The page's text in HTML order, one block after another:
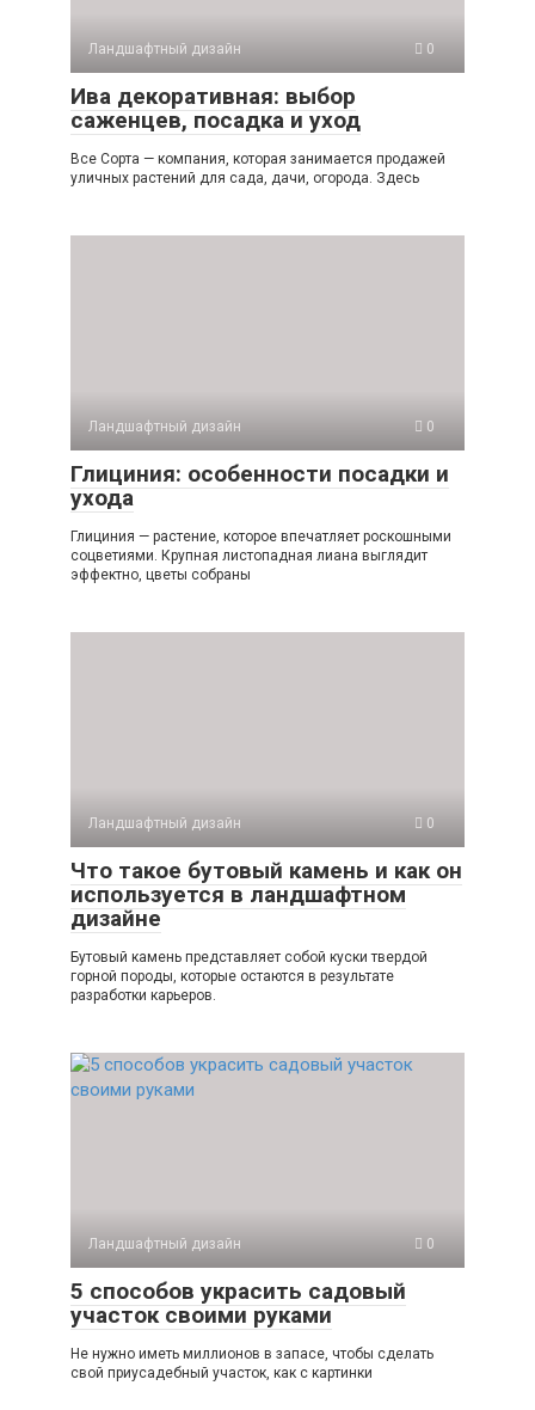
Ландшафтный дизайн 0
Ива декоративная: выбор
саженцев, посадка и уход
Все Сорта — компания, которая занимается продажей
уличных растений для сада, дачи, огорода. Здесь
Ландшафтный дизайн 0
Глициния: особенности посадки и
ухода
Глициния — растение, которое впечатляет роскошными
соцветиями. Крупная листопадная лиана выглядит
эффектно, цветы собраны
Ландшафтный дизайн 0
Что такое бутовый камень и как он
используется в ландшафтном
дизайне
Бутовый камень представляет собой куски твердой
горной породы, которые остаются в результате
разработки карьеров.
Ландшафтный дизайн 0
5 способов украсить садовый
участок своими руками
Не нужно иметь миллионов в запасе, чтобы сделать
свой приусадебный участок, как с картинки